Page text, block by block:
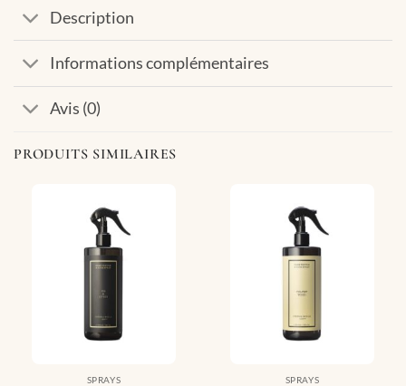
Description
Informations complémentaires
Avis (0)
PRODUITS SIMILAIRES
SPRAYS SPRAYS